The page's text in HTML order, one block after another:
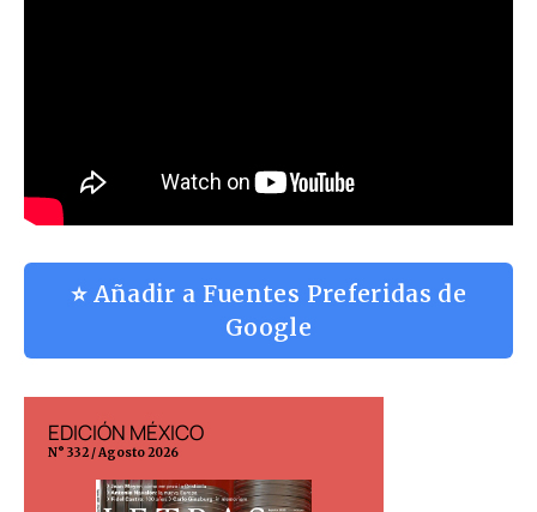
⭐ Añadir a Fuentes Preferidas de
Google
EDICIÓN MÉXICO
N° 332 / Agosto 2026